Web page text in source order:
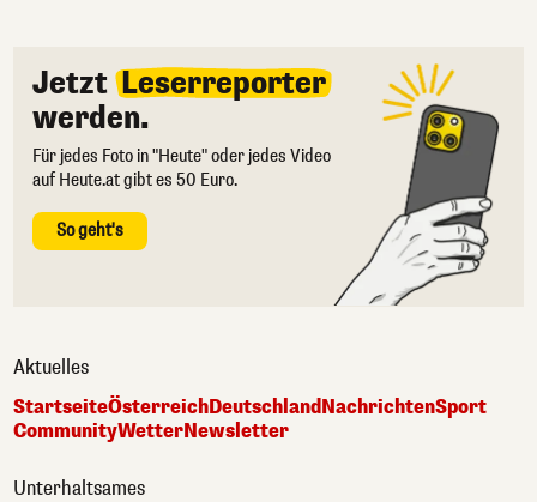
Jetzt Leserreporter
werden.
Für jedes Foto in "Heute" oder jedes Video
auf Heute.at gibt es 50 Euro.
So geht's
Aktuelles
StartseiteÖsterreichDeutschlandNachrichtenSport
CommunityWetterNewsletter
Unterhaltsames